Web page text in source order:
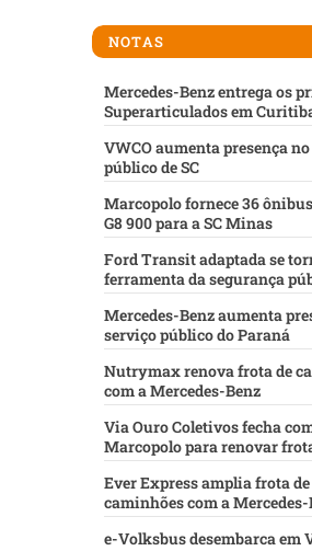
NOTAS
Mercedes-Benz entrega os
Superarticulados em
VWCO aumenta presença
público de SC
Marcopolo fornece 36
G8 900 para a SC Minas
Ford Transit adaptada se
ferramenta da segurança
baiana
Mercedes-Benz aumenta
serviço público do Paraná
Nutrymax renova frota de
com a Mercedes-Benz
Via Ouro Coletivos fecha
Marcopolo para renovar
Ever Express amplia frota de
caminhões com a Mercedes-
e-Volksbus desembarca em